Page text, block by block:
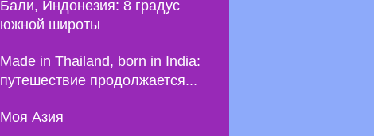
Бали, Индонезия: 8 градус
южной широты
Made in Thailand, born in India:
путешествие продолжается...
Моя Азия